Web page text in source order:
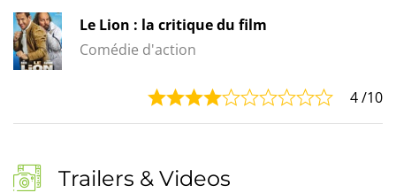
Le Lion : la critique du film
Comédie d'action
4/10
Trailers & Videos